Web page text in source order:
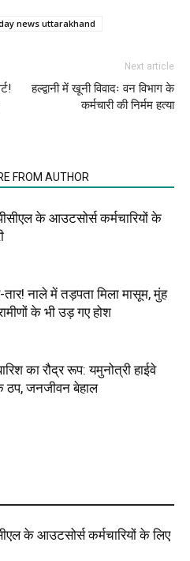
news uttarakhand
Next article
हल्द्वानी में खूनी विवादः वन विभाग के
कर्मचारी की निर्मम हत्या
FROM AUTHOR
के आउटसोर्स कर्मचारियों के
तार! नाले में तड़पता मिला मासूम, मुंह
के भी उड़ गए होश
का रौद्र रूप: यमुनोत्री हाईवे
जनजीवन बेहाल
के आउटसोर्स कर्मचारियों के लिए